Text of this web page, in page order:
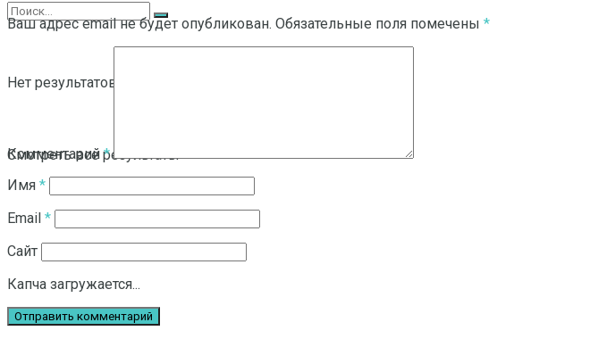
Нет результатов
Смотреть все результаты
Ваш адрес email не будет опубликован. Обязательные поля помечены *
Комментарий*
Имя *
Email *
Сайт
Капча загружается...